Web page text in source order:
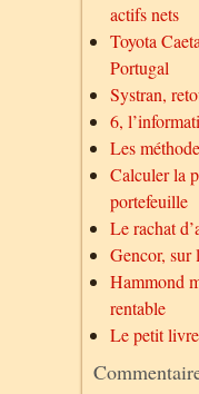
actifs nets
Toyota
Portugal
Systran,
6,
Les
Calculer la
portefeuille
Le rachat
Gencor, sur
Hammond
rentable
Le petit